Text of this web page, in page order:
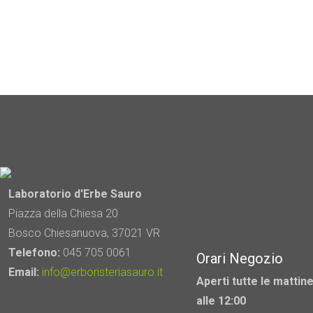
Laboratorio d'Erbe Sauro
Piazza della Chiesa 20
Bosco Chiesanuova, 37021 VR
Telefono: 045 705 0061
Email: info@erboristeriasauro.it
Orari Negozio
Aperti tutte le
alle 12:00